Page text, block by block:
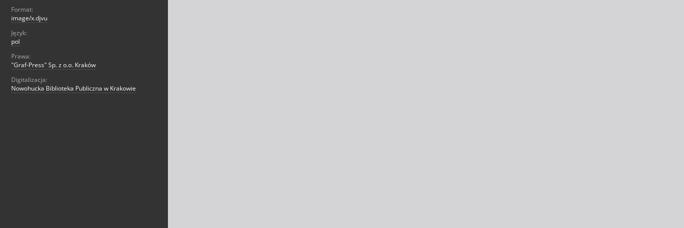
Format:
image/x.djvu
Język:
pol
Prawa:
"Graf-Press" Sp. z o.o. Kraków
Digitalizacja:
Nowohucka Biblioteka Publiczna w Krakowie